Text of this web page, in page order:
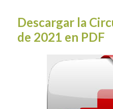
Descargar la
de 2021 en PDF